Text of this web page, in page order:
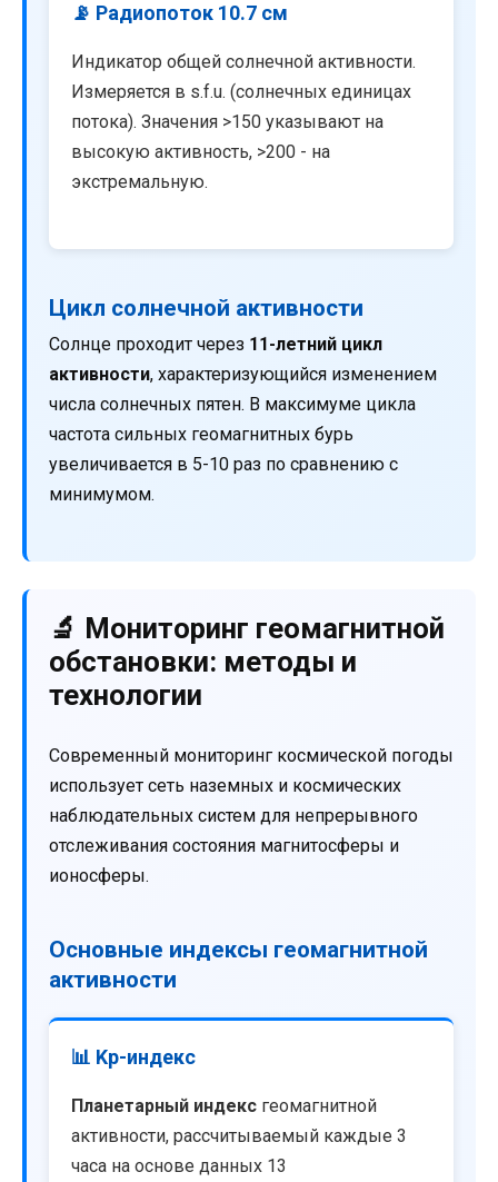
📡 Радиопоток 10.7 см
Индикатор общей солнечной активности.
Измеряется в s.f.u. (солнечных единицах
потока). Значения >150 указывают на
высокую активность, >200 - на
экстремальную.
Цикл солнечной активности
Солнце проходит через 11-летний цикл
активности, характеризующийся изменением
числа солнечных пятен. В максимуме цикла
частота сильных геомагнитных бурь
увеличивается в 5-10 раз по сравнению с
минимумом.
🔬 Мониторинг геомагнитной
обстановки: методы и
технологии
Современный мониторинг космической погоды
использует сеть наземных и космических
наблюдательных систем для непрерывного
отслеживания состояния магнитосферы и
ионосферы.
Основные индексы геомагнитной
активности
📊 Kp-индекс
Планетарный индекс геомагнитной
активности, рассчитываемый каждые 3
часа на основе данных 13